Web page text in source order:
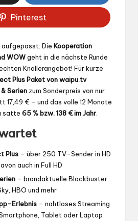
Pinterest
Die Kooperation
WOWgeht in die nächste Runde
Knallerangebot! Für kurze
Plus Paket von waipu.tv
Serien zum Sonderpreis von nur
17,49 € – und das volle 12 Monate
satte 65 % bzw. 138 € im Jahr
Plus – über 250 TV-Sender in HD
auch in Full HD
– brandaktuelle Blockbuster
HBO und mehr
Erlebnis – nahtloses Streaming
Tablet oder Laptop